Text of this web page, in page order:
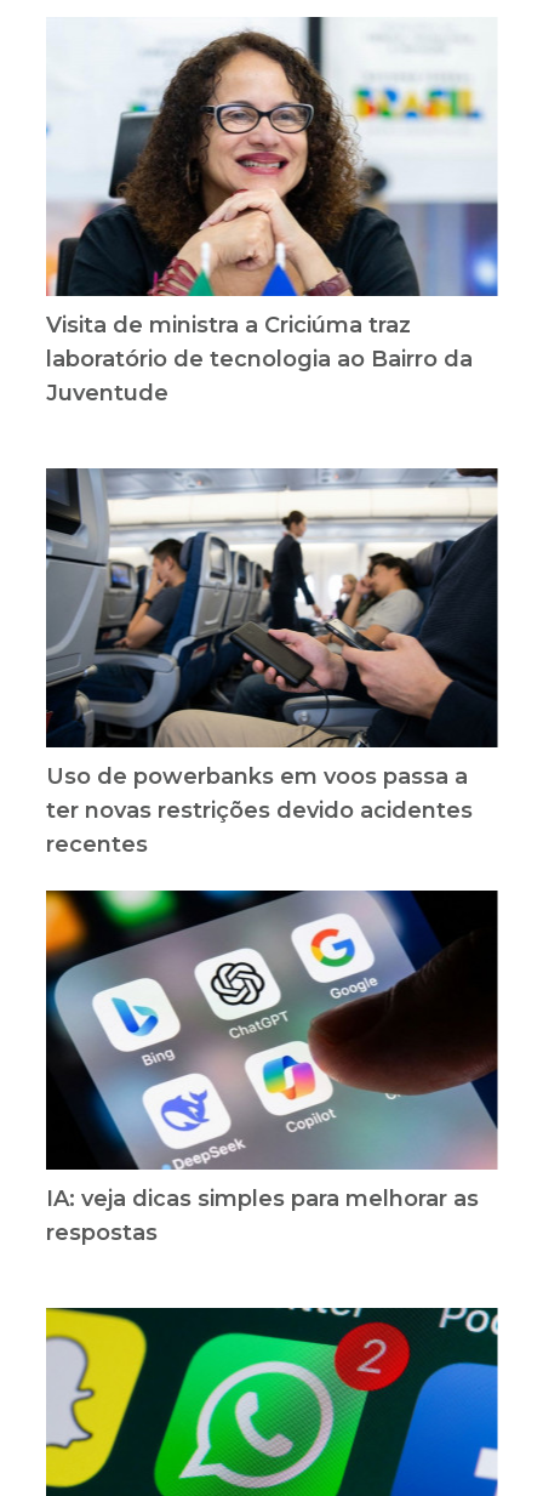
Visita de ministra a Criciúma traz
laboratório de tecnologia ao Bairro da
Juventude
Uso de powerbanks em voos passa a
ter novas restrições devido acidentes
recentes
IA: veja dicas simples para melhorar as
respostas